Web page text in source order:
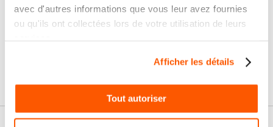
avec d'autres informations que vous leur avez fournies
ou qu'ils ont collectées lors de votre utilisation de leurs
Afficher les détails
Tout autoriser
Livraison
24/72H
SAV & Retours